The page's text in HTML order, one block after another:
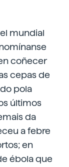
mundial
coñecer
cepas de
pola
últimos
da
a febre
en
ébola que